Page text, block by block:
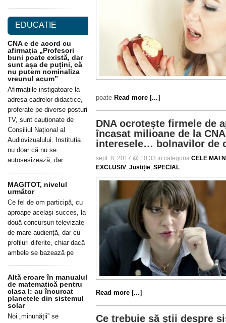
poate Read more [...]
DNA ocrotește firmele de
încasat milioane de la
interesele… bolnavilor de
sept. 8, 2017 @ 10:33 in categoria CELE MAI
EXCLUSIV, Justiție, SPECIAL.
Read more [...]
Ce trebuie să știi despre
EDUCATIE
CNA e de acord cu
afirmația „Profesori
buni poate există, dar
sunt așa de puțini, că
nu putem nominaliza
vreunul acum”
Afirmațiile instigatoare la
adresa cadrelor didactice,
proferate pe diverse posturi
TV, sunt cauționate de
Consiliul Național al
Audiovizualului. Instituția
nu doar că nu se
autosesizează, dar
MAGITOT, nivelul
următor
Ce fel de om participă, cu
aproape același succes, la
două concursuri televizate
de mare audiență, dar cu
profiluri diferite, chiar dacă
ambele se bazează pe
Altă eroare în manualul
de matematică pentru
clasa I: au încurcat
planetele din sistemul
solar
Noi „minunății” se